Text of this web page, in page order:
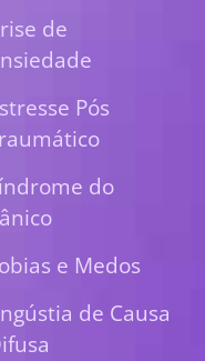
de
Pós
do
e Medos
de Causa